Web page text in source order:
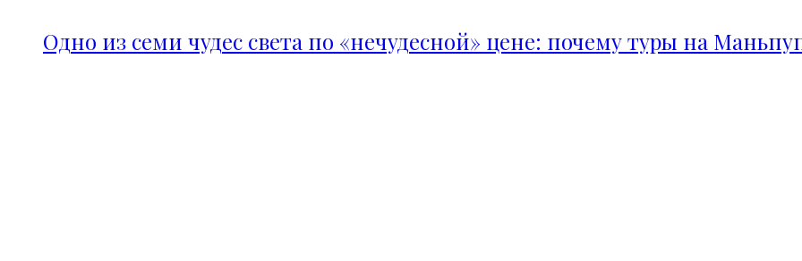
Одно из семи чудес света по «нечудесной» цене: почему туры на